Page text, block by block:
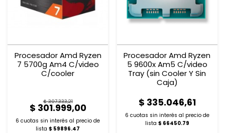
Procesador Amd Ryzen
7 5700g Am4 C/video
C/cooler
$ 307.333,21
$ 301.999,00
6 cuotas sin interés al precio de
lista$ 59896.47
Procesador Amd Ryzen
5 9600x Am5 C/video
Tray (sin Cooler Y Sin
Caja)
$ 335.046,61
6 cuotas sin interés al precio de
lista $ 66450.79